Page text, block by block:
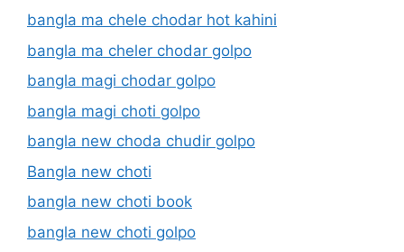
bangla ma chele chodar hot kahini
bangla ma cheler chodar golpo
bangla magi chodar golpo
bangla magi choti golpo
bangla new choda chudir golpo
Bangla new choti
bangla new choti book
bangla new choti golpo